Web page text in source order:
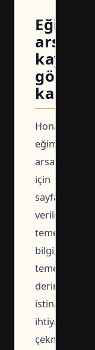
Eğimli
arsada
kaydın
kararlar
Honaz’daki
eğimli
arsa
için
sayfada
verilen
temel
bilgi;
temel
derinliği,
istinat
ihtiyacı,
çekme